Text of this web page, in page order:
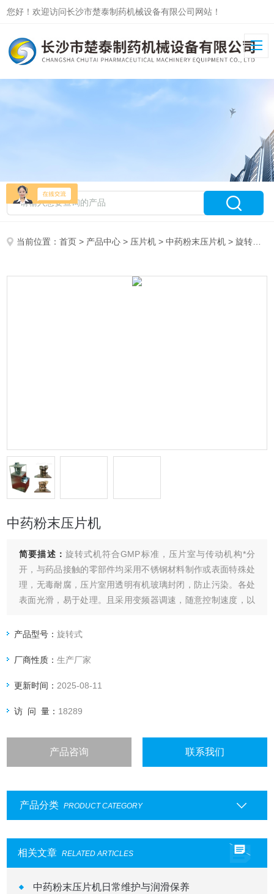
您好！欢迎访问长沙市楚泰制药机械设备有限公司网站！
当前位置：首页 > 产品中心 > 压片机 >中药粉末压片机> 旋转式中药粉末压片机
中药粉末压片机
简要描述： 旋转式机符合GMP标准，压片室与传动机构*分
开，与药品接触的零部件均采用不锈钢材料制作或表面特殊处
理，无毒耐腐，压片室用透明有机玻璃封闭，防止污染。各处
表面光滑，易于处理。且采用变频器调速，随意控制速度，以
产品型号：旋转式
厂商性质：生产厂家
更新时间： 2025-08-11
访 问 量： 18289
产品咨询 联系我们
产品分类 PRODUCT CATEGORY
相关文章 RELATED ARTICLES
中药粉末压片机日常维护与润滑保养